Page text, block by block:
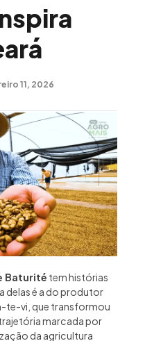
11, 2026
Baturité tem histórias
delas é a do produtor
te-vi, que transformou
marcada por
da agricultura